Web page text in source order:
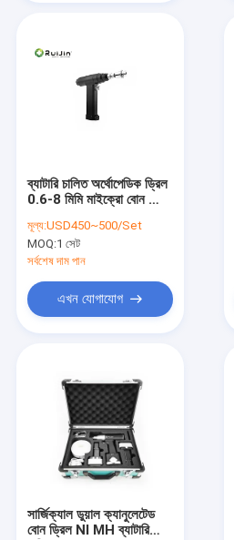
পণ্য
আমাদের সম্পর্কে
কারখানা ভ্রমণ
ব্যাটারি চালিত অর্থোপেডিক ড্রিল
0.6-8 মিমি মাইক্রো বোন ড্রিল
মূল্য:USD450~500/Set
MOQ:1 সেট
সর্বশেষ দাম পান
এখন যোগাযোগ
সার্জিক্যাল ডুয়াল ক্যানুলেটেড
বোন ড্রিল NI MH ব্যাটারি